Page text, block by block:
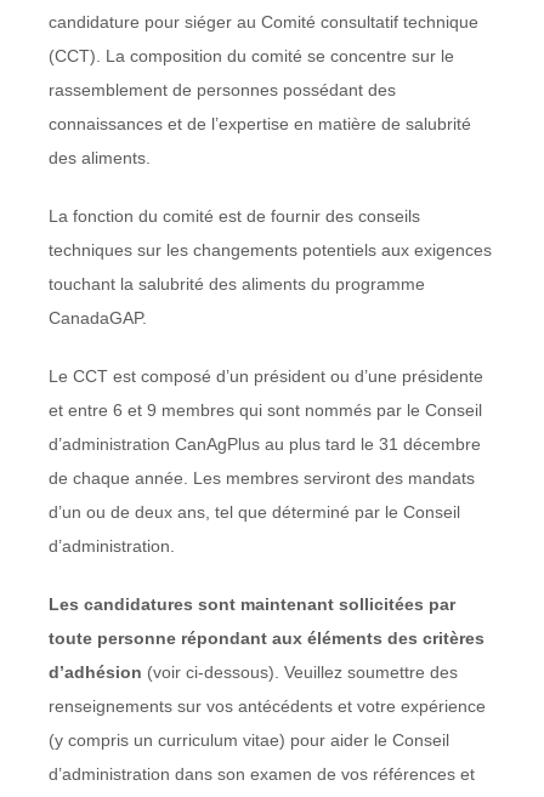
candidature pour siéger au Comité consultatif technique
(CCT). La composition du comité se concentre sur le
rassemblement de personnes possédant des
connaissances et de l’expertise en matière de salubrité
des aliments.
La fonction du comité est de fournir des conseils
techniques sur les changements potentiels aux exigences
touchant la salubrité des aliments du programme
CanadaGAP.
Le CCT est composé d’un président ou d’une présidente
et entre 6 et 9 membres qui sont nommés par le Conseil
d’administration CanAgPlus au plus tard le 31 décembre
de chaque année. Les membres serviront des mandats
d’un ou de deux ans, tel que déterminé par le Conseil
d’administration.
Les candidatures sont maintenant sollicitées par
toute personne répondant aux éléments des critères
d’adhésion (voir ci-dessous). Veuillez soumettre des
renseignements sur vos antécédents et votre expérience
(y compris un curriculum vitae) pour aider le Conseil
d’administration dans son examen de vos références et